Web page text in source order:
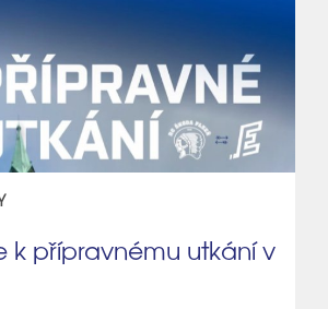
k přípravnému utkání v